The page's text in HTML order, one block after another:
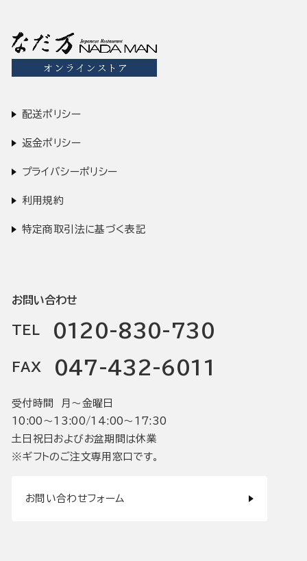
配送ポリシー
返金ポリシー
プライバシーポリシー
利用規約
特定商取引法に基づく表記
お問い合わせ
TEL 0120-830-730
FAX 047-432-6011
受付時間 月〜金曜日
10:00〜13:00/14:00〜17:30
土日祝日およびお盆期間は休業
※ギフトのご注文専用窓口です。
お問い合わせフォーム